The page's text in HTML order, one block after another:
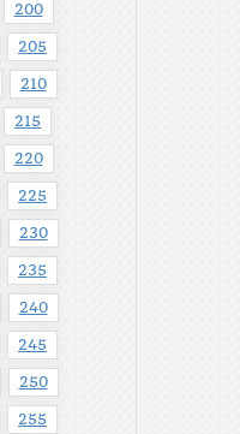
200
205
210
215
220
225
230
235
240
245
250
255